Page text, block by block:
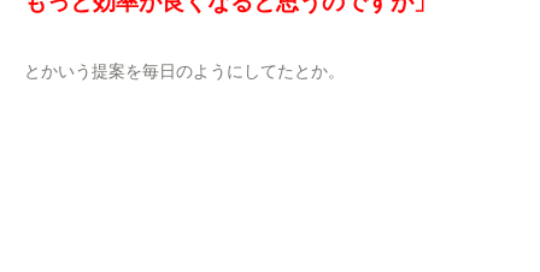
とかいう提案を毎日のようにしてたとか。